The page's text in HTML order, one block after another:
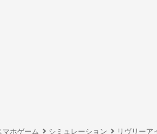
マホゲーム シミュレーション リヴリーア